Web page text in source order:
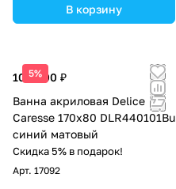
В корзину
5%
104 000 ₽
Ванна акриловая Delice
Caresse 170х80 DLR440101Bu
синий матовый
Скидка 5% в подарок!
Арт. 17092